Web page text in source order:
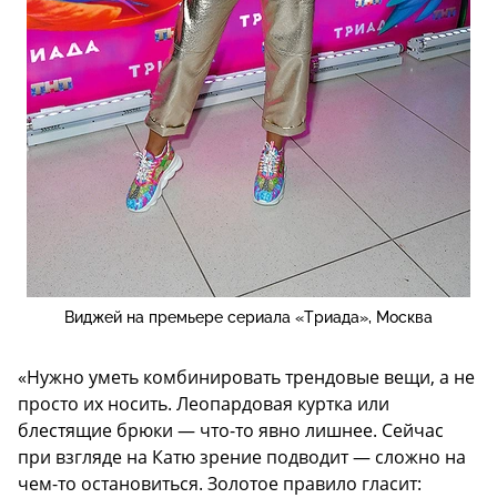
Виджей на премьере сериала «Триада», Москва
«Нужно уметь комбинировать трендовые вещи, а не
просто их носить. Леопардовая куртка или
блестящие брюки — что-то явно лишнее. Сейчас
при взгляде на Катю зрение подводит — сложно на
чем-то остановиться. Золотое правило гласит: